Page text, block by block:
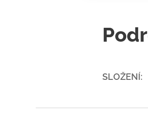
SLOŽENÍ: